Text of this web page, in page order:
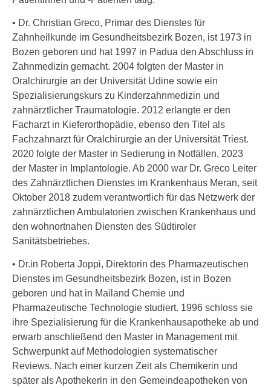
• Dr. Christian Greco, Primar des Dienstes für
Zahnheilkunde im Gesundheitsbezirk Bozen, ist 1973 in
Bozen geboren und hat 1997 in Padua den Abschluss in
Zahnmedizin gemacht. 2004 folgten der Master in
Oralchirurgie an der Universität Udine sowie ein
Spezialisierungskurs zu Kinderzahnmedizin und
zahnärztlicher Traumatologie. 2012 erlangte er den
Facharzt in Kieferorthopädie, ebenso den Titel als
Fachzahnarzt für Oralchirurgie an der Universität Triest.
2020 folgte der Master in Sedierung in Notfällen, 2023
der Master in Implantologie. Ab 2000 war Dr. Greco Leiter
des Zahnärztlichen Dienstes im Krankenhaus Meran, seit
Oktober 2018 zudem verantwortlich für das Netzwerk der
zahnärztlichen Ambulatorien zwischen Krankenhaus und
den wohnortnahen Diensten des Südtiroler
Sanitätsbetriebes.
• Dr.in Roberta Joppi, Direktorin des Pharmazeutischen
Dienstes im Gesundheitsbezirk Bozen, ist in Bozen
geboren und hat in Mailand Chemie und
Pharmazeutische Technologie studiert. 1996 schloss sie
ihre Spezialisierung für die Krankenhausapotheke ab und
erwarb anschließend den Master in Management mit
Schwerpunkt auf Methodologien systematischer
Reviews. Nach einer kurzen Zeit als Chemikerin und
später als Apothekerin in den Gemeindeapotheken von